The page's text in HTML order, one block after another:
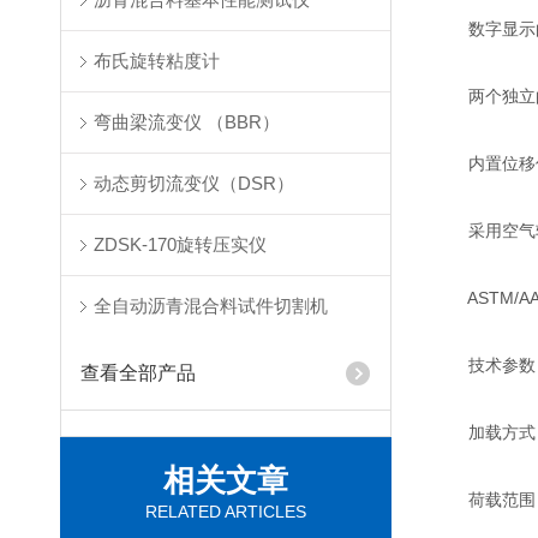
布氏旋转粘度计
弯曲梁流变仪 （BBR）
动态剪切流变仪（DSR）
ZDSK-170旋转压实仪
全自动沥青混合料试件切割机
查看全部产品
相关文章
RELATED ARTICLES
数字显示
两个独立
内置位移传
采用空气
ASTM/
技术参数
加载方式
荷载范围